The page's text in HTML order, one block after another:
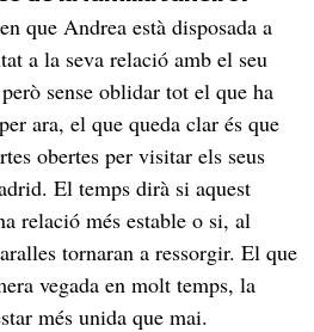
que Andrea està disposada a
a la seva relació amb el seu
sense oblidar tot el que ha
ara, el que queda clar és que
obertes per visitar els seus
El temps dirà si aquest
relació més estable o si, al
tornaran a ressorgir. El que
vegada en molt temps, la
més unida que mai.